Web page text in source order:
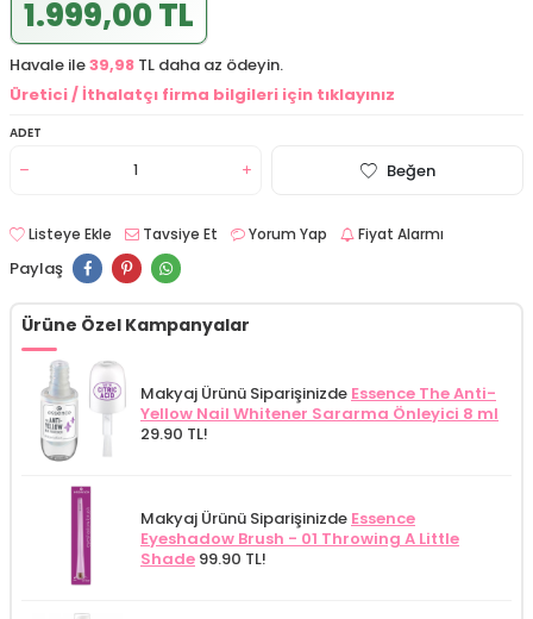
1.999,00 TL
Havale ile39,98 TL daha az ödeyin.
Üretici / İthalatçı firma bilgileri için tıklayınız
ADET
Beğen
Listeye Ekle Tavsiye Et Yorum Yap Fiyat Alarmı
Paylaş
Ürüne Özel Kampanyalar
Makyaj Ürünü Siparişinizde Essence The Anti-
Yellow Nail Whitener Sararma Önleyici 8 ml
29.90 TL!
Makyaj Ürünü Siparişinizde Essence
Eyeshadow Brush - 01 Throwing A Little
Shade 99.90 TL!